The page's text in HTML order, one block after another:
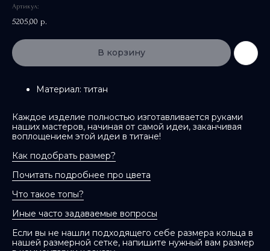
Артикул:
5205,00 р.
В корзину
Материал: титан
Каждое изделие полностью изготавливается руками
наших мастеров, начиная от самой идеи, заканчивая
воплощением этой идеи в титане!
Как подобрать размер?
Почитать подробнее про цвета
Что такое топы?
Иные часто задаваемые вопросы
Если вы не нашли подходящего себе размера кольца в
нашей размерной сетке, напишите нужный вам размер